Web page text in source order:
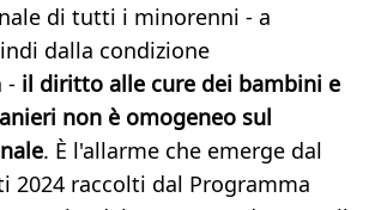
di tutti i minorenni - a
dalla condizione
- il diritto alle cure dei bambini e
non è omogeneo sul
. È l'allarme che emerge dal
2024 raccolti dal Programma